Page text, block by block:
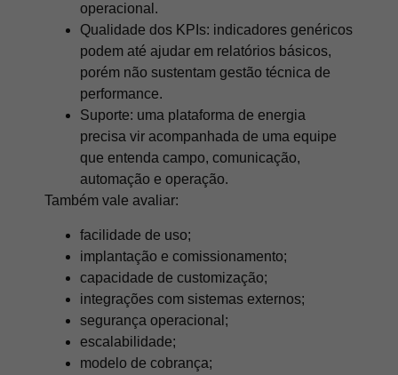
operacional.
Qualidade dos KPIs: indicadores genéricos
podem até ajudar em relatórios básicos,
porém não sustentam gestão técnica de
performance.
Suporte: uma plataforma de energia
precisa vir acompanhada de uma equipe
que entenda campo, comunicação,
automação e operação.
Também vale avaliar:
facilidade de uso;
implantação e comissionamento;
capacidade de customização;
integrações com sistemas externos;
segurança operacional;
escalabilidade;
modelo de cobrança;